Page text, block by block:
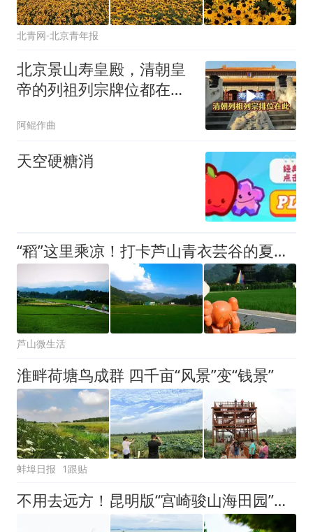
北青网-北京青年报
北京景山寿皇殿，清朝皇
帝的列祖列宗牌位都在，
阿鲲作曲
天空硬糖消
“稻”这里乘凉！打卡芦山青衣芸谷的夏日绿野！
芦山微生活
淮畔荷塘鸟成群 四千亩“风景”变“钱景”
蚌埠日报 1跟贴
不用去远方！昆明版“宫崎骏山海田园”，治愈了无数人